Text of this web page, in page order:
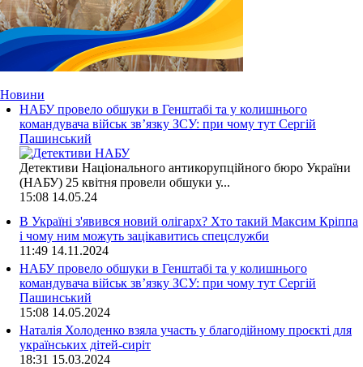
Новини
НАБУ провело обшуки в Генштабі та у колишнього
командувача військ зв’язку ЗСУ: при чому тут Сергій
Пашинський
Детективи Національного антикорупційного бюро України
(НАБУ) 25 квітня провели обшуки у...
15:08 14.05.24
В Україні з'явився новий олігарх? Хто такий Максим Кріппа
і чому ним можуть зацікавитись спецслужби
11:49 14.11.2024
НАБУ провело обшуки в Генштабі та у колишнього
командувача військ зв’язку ЗСУ: при чому тут Сергій
Пашинський
15:08 14.05.2024
Наталія Холоденко взяла участь у благодійному проєкті для
українських дітей-сиріт
18:31 15.03.2024